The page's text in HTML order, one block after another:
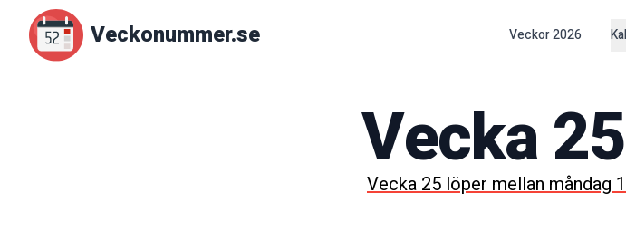
Veckonummer.se Veckor2026
Vecka25
Vecka25löper mellanmåndag